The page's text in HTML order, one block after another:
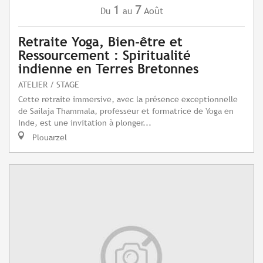
Du 1 au 7 Août
Retraite Yoga, Bien-être et
Ressourcement : Spiritualité
indienne en Terres Bretonnes
ATELIER / STAGE
Cette retraite immersive, avec la présence exceptionnelle
de Sailaja Thammala, professeur et formatrice de Yoga en
Inde, est une invitation à plonger...
Plouarzel